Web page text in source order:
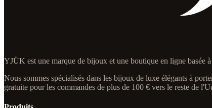
YJÜK est une marque de bijoux et une boutique en ligne basée
Nous sommes spécialisés dans les bijoux de luxe élégants à
gratuite pour les commandes de plus de 100 € vers le reste de